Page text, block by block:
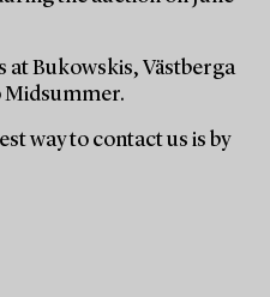
at Bukowskis, Västberga
Midsummer.
way to contact us is by